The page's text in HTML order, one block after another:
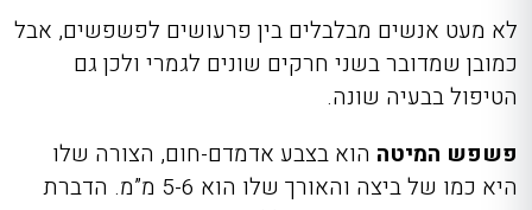
לא מעט אנשים מבלבלים בין פרעושים לפשפשים, אבל
כמובן שמדובר בשני חרקים שונים לגמרי ולכן גם
הטיפול בבעיה שונה.
פשפש המיטה הוא בצבע אדמדם-חום, הצורה שלו
היא כמו של ביצה והאורך שלו הוא 5-6 מ”מ. הדברת